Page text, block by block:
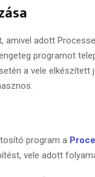
adott
programot
a vele elkészített
program a
vele adott